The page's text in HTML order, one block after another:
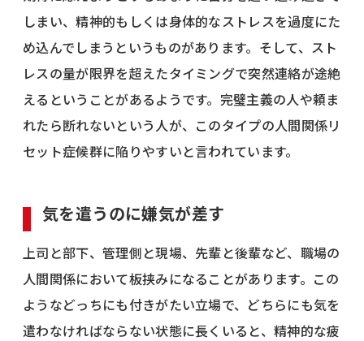
しまい、精神的もしくは身体的なストレスを過度にた
め込んでしまうというものがあります。そして、スト
レスの量が限界を超えたタイミングで突然連絡が途絶
えるということがあるようです。完璧主義の人や頼ま
れたら断れないという人が、このタイプの人間関係リ
セット症候群に陥りやすいと言われています。
気を遣うのに嫌気が差す
上司と部下、管理側と現場、先輩と後輩など、職場の
人間関係において板挟みになることがあります。この
ようなどっちにも付きがたい立場で、どちらにも気を
遣わなければならない状態に長くいると、精神的な疲